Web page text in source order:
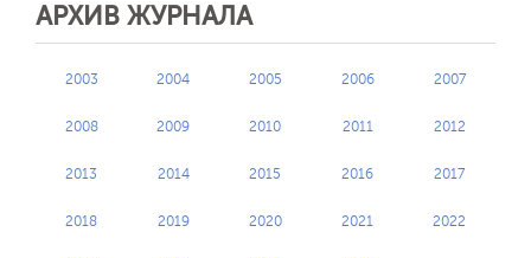
АРХИВ ЖУРНАЛА
2003 2004 2005 2006 2007
2008 2009 2010 2011 2012
2013 2014 2015 2016 2017
2018 2019 2020 2021 2022